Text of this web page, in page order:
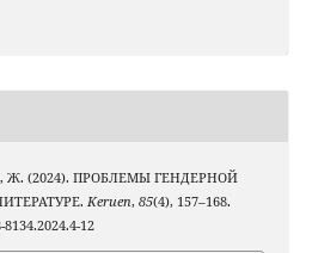
Ж. (2024). ПРОБЛЕМЫ ГЕНДЕРНОЙ
Keruen, 85(4), 157–168.
12